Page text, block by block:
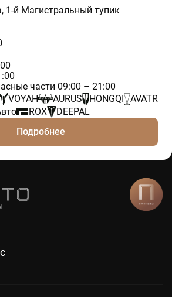
1-й Магистральный тупик
части 09:00 – 21:00
VOYAH AURUS HONGQI
AVATR
ROX
DEEPAL
Подробнее